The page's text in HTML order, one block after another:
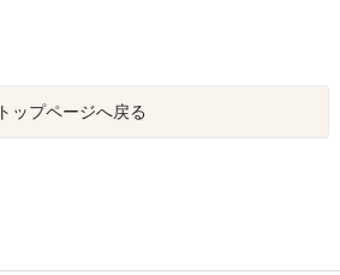
トップページへ戻る